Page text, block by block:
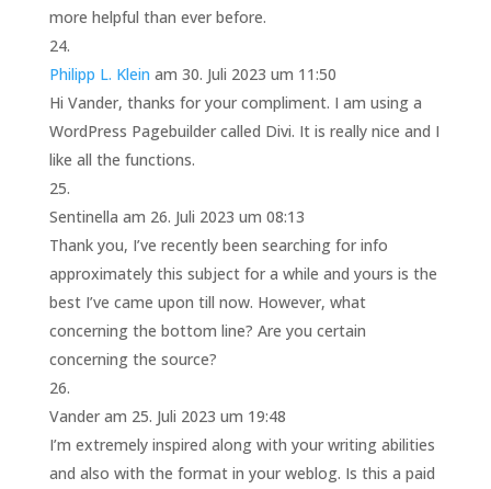
more helpful than ever before.
Philipp L. Klein am 30. Juli 2023 um 11:50
Hi Vander, thanks for your compliment. I am using a
WordPress Pagebuilder called Divi. It is really nice and I
like all the functions.
Sentinella am 26. Juli 2023 um 08:13
Thank you, I’ve recently been searching for info
approximately this subject for a while and yours is the
best I’ve came upon till now. However, what
concerning the bottom line? Are you certain
concerning the source?
Vander am 25. Juli 2023 um 19:48
I’m extremely inspired along with your writing abilities
and also with the format in your weblog. Is this a paid